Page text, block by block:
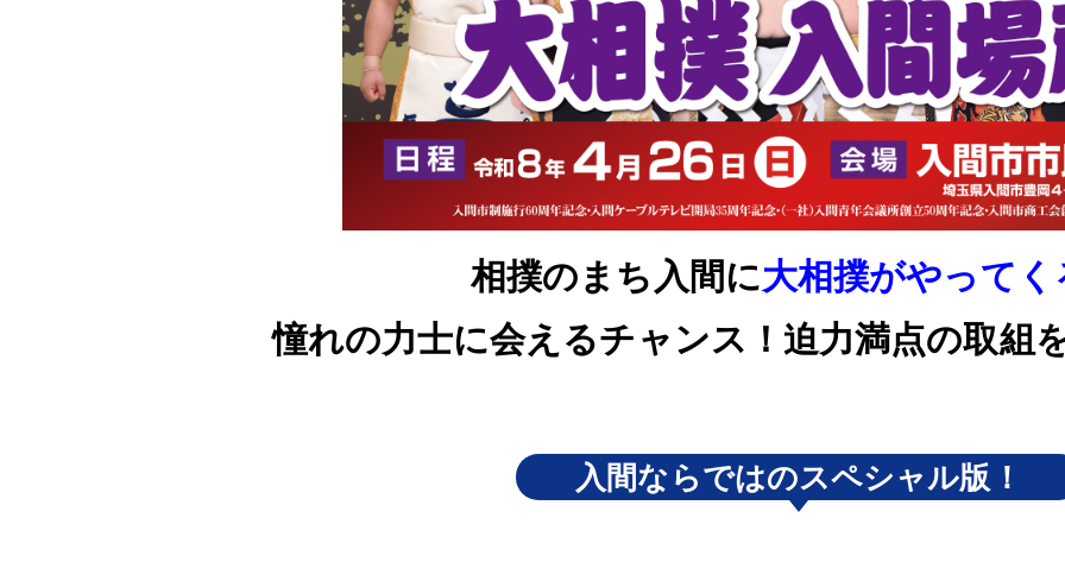
相撲のまち入間に大相撲がやってく
憧れの力士に会えるチャンス！迫力満点の取組
入間ならではのスペシャル版！